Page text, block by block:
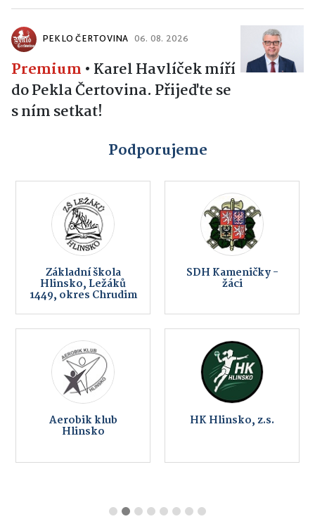
PEKLO ČERTOVINA 06. 08. 2026
Premium • Karel Havlíček míří
do Pekla Čertovina. Přijeďte se
s ním setkat!
Podporujeme
Základní škola
Hlinsko, Ležáků
1449, okres Chrudim
SDH Kameničky -
žáci
Aerobik klub
Hlinsko
HK Hlinsko, z.s.